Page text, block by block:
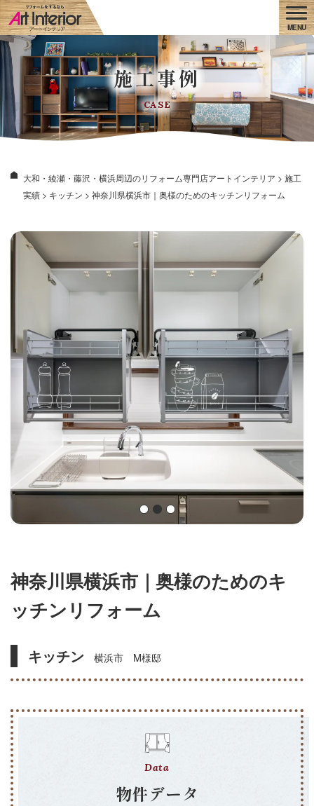
施工事例
CASE
大和・綾瀬・藤沢・横浜周辺のリフォーム専門店アートインテリア > 施工
実績 > キッチン > 神奈川県横浜市｜奥様のためのキッチンリフォーム
神奈川県横浜市｜奥様のためのキ
ッチンリフォーム
キッチン 横浜市 M様邸
Data
物件データ